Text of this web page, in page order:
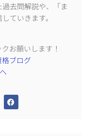
過去問解説や、「ま
ていきます。
お願いします！